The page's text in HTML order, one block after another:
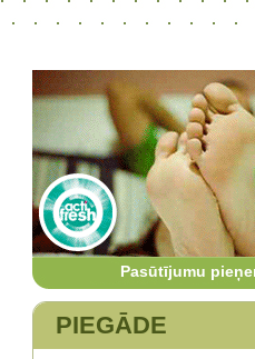
Pasūtījumu
PIEGĀDE